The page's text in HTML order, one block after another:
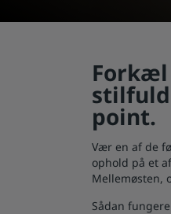
Forkæl
point.
Vær en af de
ophold på et
Mellemøsten,
Sådan